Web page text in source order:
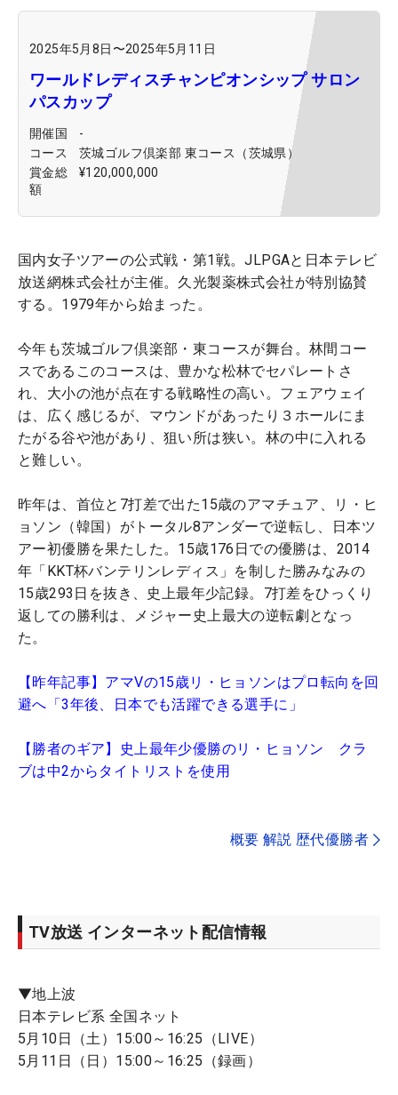
2025年5月8日 〜2025年5月11日
ワールドレディスチャンピオンシップ サロン
パスカップ
開催国
-
コース
茨城ゴルフ倶楽部 東コース（茨城県）
賞金総
額
¥120,000,000
国内女子ツアーの公式戦・第1戦。JLPGAと日本テレビ
放送網株式会社が主催。久光製薬株式会社が特別協賛
する。1979年から始まった。
今年も茨城ゴルフ倶楽部・東コースが舞台。林間コー
スであるこのコースは、豊かな松林でセパレートさ
れ、大小の池が点在する戦略性の高い。フェアウェイ
は、広く感じるが、マウンドがあったり３ホールにま
たがる谷や池があり、狙い所は狭い。林の中に入れる
と難しい。
昨年は、首位と7打差で出た15歳のアマチュア、リ・ヒ
ョソン（韓国）がトータル8アンダーで逆転し、日本ツ
アー初優勝を果たした。15歳176日での優勝は、2014
年「KKT杯バンテリンレディス」を制した勝みなみの
15歳293日を抜き、史上最年少記録。7打差をひっくり
返しての勝利は、メジャー史上最大の逆転劇となっ
た。
【昨年記事】アマVの15歳リ・ヒョソンはプロ転向を回
避へ「3年後、日本でも活躍できる選手に」
【勝者のギア】史上最年少優勝のリ・ヒョソン クラ
ブは中2からタイトリストを使用
概要 解説 歴代優勝者
TV放送 インターネット配信情報
▼地上波
日本テレビ系 全国ネット
5月10日（土）15:00～16:25（LIVE）
5月11日（日）15:00～16:25（録画）